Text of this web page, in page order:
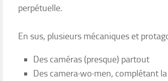
perpétuelle.
En sus, plusieurs mécaniques et
Des caméras (presque) partout
Des camera·wo·men, complétant